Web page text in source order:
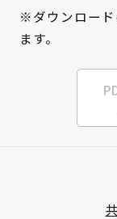
※ダウンロード
ます。